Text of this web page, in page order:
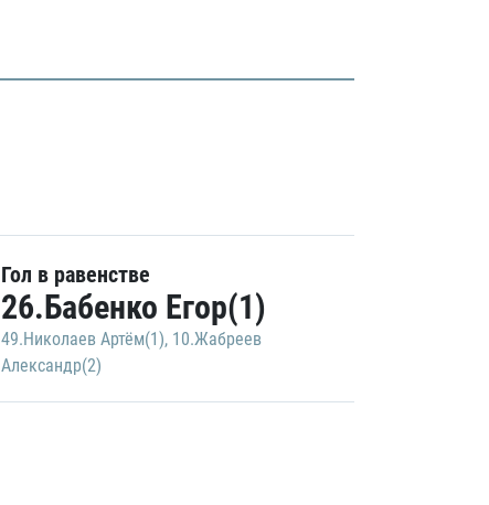
Гол в равенстве
26.Бабенко Егор(1)
49.Николаев Артём(1), 10.Жабреев
Александр(2)